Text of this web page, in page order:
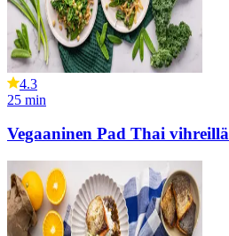
4.3
25 min
Vegaaninen Pad Thai